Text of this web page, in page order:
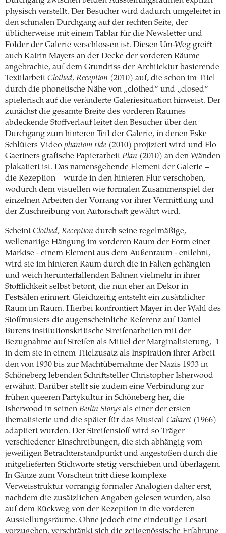
physisch verstellt. Der Besucher wird dadurch umgeleitet in
den schmalen Durchgang auf der rechten Seite, der
üblicherweise mit einem Tablar für die Newsletter und
Folder der Galerie verschlossen ist. Diesen Um-Weg greift
auch Katrin Mayers an der Decke der vorderen Räume
angebrachte, auf dem Grundriss der Architektur basierende
Textilarbeit Clothed, Reception (2010) auf, die schon im Titel
durch die phonetische Nähe von „clothed“ und „closed“
spielerisch auf die veränderte Galeriesituation hinweist. Der
zunächst die gesamte Breite des vorderen Raumes
abdeckende Stoffverlauf leitet den Besucher über den
Durchgang zum hinteren Teil der Galerie, in denen Eske
Schlüters Video phantom ride (2010) projiziert wird und Flo
Gaertners grafische Papierarbeit Plan (2010) an den Wänden
plakatiert ist. Das namensgebende Element der Galerie –
die Rezeption – wurde in den hinteren Flur verschoben,
wodurch dem visuellen wie formalen Zusammenspiel der
einzelnen Arbeiten der Vorrang vor ihrer Vermittlung und
der Zuschreibung von Autorschaft gewährt wird.
Scheint Clothed, Reception durch seine regelmäßige,
wellenartige Hängung im vorderen Raum der Form einer
Markise - einem Element aus dem Außenraum - entlehnt,
wird sie im hinteren Raum durch die in Falten gehängten
und weich herunterfallenden Bahnen vielmehr in ihrer
Stofflichkeit selbst betont, die nun eher an Dekor in
Festsälen erinnert. Gleichzeitig entsteht ein zusätzlicher
Raum im Raum. Hierbei konfrontiert Mayer in der Wahl des
Stoffmusters die augenscheinliche Referenz auf Daniel
Burens institutionskritische Streifenarbeiten mit der
Bezugnahme auf Streifen als Mittel der Marginalisierung,_1
in dem sie in einem Titelzusatz als Inspiration ihrer Arbeit
den von 1930 bis zur Machtübernahme der Nazis 1933 in
Schöneberg lebenden Schriftsteller Christopher Isherwood
erwähnt. Darüber stellt sie zudem eine Verbindung zur
frühen queeren Partykultur in Schöneberg her, die
Isherwood in seinen Berlin Storys als einer der ersten
thematisierte und die später für das Musical Cabaret (1966)
adaptiert wurden. Der Streifenstoff wird so Träger
verschiedener Einschreibungen, die sich abhängig vom
jeweiligen Betrachterstandpunkt und angestoßen durch die
mitgelieferten Stichworte stetig verschieben und überlagern.
In Gänze zum Vorschein tritt diese komplexe
Verweisstruktur vorrangig formaler Analogien daher erst,
nachdem die zusätzlichen Angaben gelesen wurden, also
auf dem Rückweg von der Rezeption in die vorderen
Ausstellungsräume. Ohne jedoch eine eindeutige Lesart